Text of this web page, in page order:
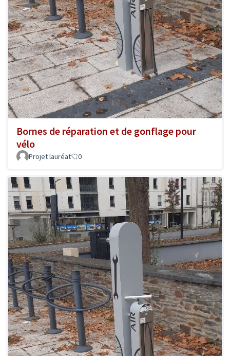
Bornes de réparation et de gonflage pour
vélo
Projet lauréat 0